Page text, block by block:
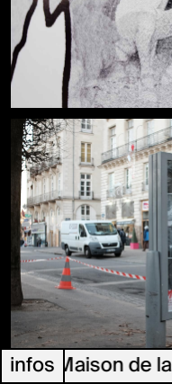
infosMaison de la